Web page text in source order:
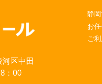
区中田
：00
静
お
ご